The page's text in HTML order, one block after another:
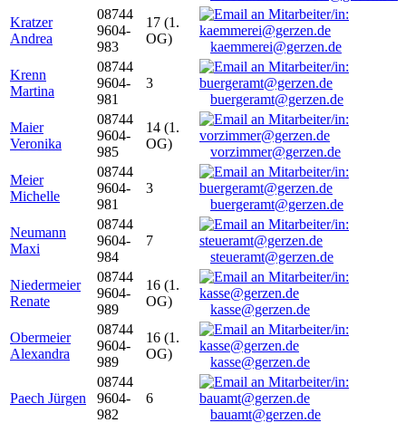
Kratzer
Andrea
08744
9604-
983
17 (1.
OG)
kaemmerei@gerzen.de
Krenn
Martina
08744
9604-
981
3
buergeramt@gerzen.de
Maier
Veronika
08744
9604-
985
14 (1.
OG)
vorzimmer@gerzen.de
Meier
Michelle
08744
9604-
981
3
buergeramt@gerzen.de
Neumann
Maxi
08744
9604-
984
7
steueramt@gerzen.de
Niedermeier
Renate
08744
9604-
989
16 (1.
OG)
kasse@gerzen.de
Obermeier
Alexandra
08744
9604-
989
16 (1.
OG)
kasse@gerzen.de
Paech Jürgen
08744
9604-
982
6
bauamt@gerzen.de